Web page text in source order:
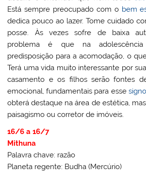
Está sempre preocupado com o bem
dedica pouco ao lazer. Tome cuidado
posse. Às vezes sofre de baixa
problema é que na
predisposição para a acomodação, o
Terá uma vida muito interessante por
casamento e os filhos serão fontes
emocional, fundamentais para esse signo
obterá destaque na área de estética,
paisagismo ou corretor de imóveis.
16/6 a 16/7
Mithuna
Palavra chave: razão
Planeta regente: Budha (Mercúrio)